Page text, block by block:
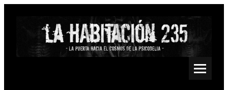
Saltar
Psychedelic, Stoner, Doom, Sludge, Fuzz, Space, Drone